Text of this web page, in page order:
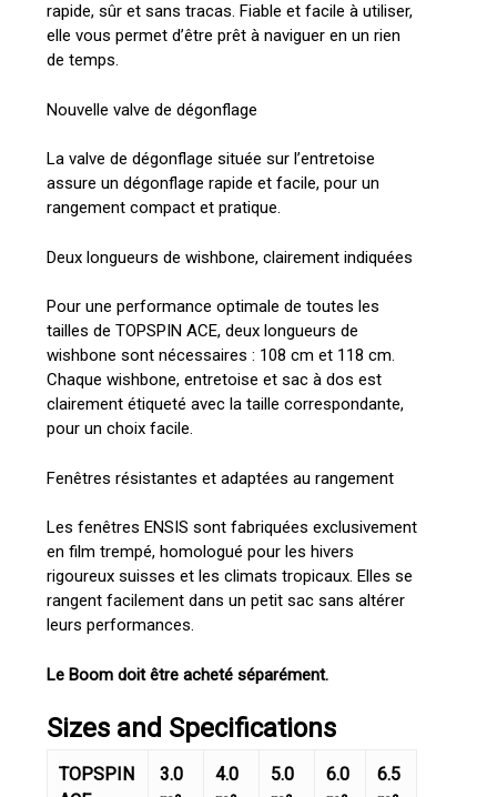
rapide, sûr et sans tracas. Fiable et facile à utiliser,
elle vous permet d’être prêt à naviguer en un rien
de temps.
Nouvelle valve de dégonflage
La valve de dégonflage située sur l’entretoise
assure un dégonflage rapide et facile, pour un
rangement compact et pratique.
Deux longueurs de wishbone, clairement indiquées
Pour une performance optimale de toutes les
tailles de TOPSPIN ACE, deux longueurs de
wishbone sont nécessaires : 108 cm et 118 cm.
Chaque wishbone, entretoise et sac à dos est
clairement étiqueté avec la taille correspondante,
pour un choix facile.
Fenêtres résistantes et adaptées au rangement
Les fenêtres ENSIS sont fabriquées exclusivement
en film trempé, homologué pour les hivers
rigoureux suisses et les climats tropicaux. Elles se
rangent facilement dans un petit sac sans altérer
leurs performances.
Le Boom doit être acheté séparément.
Sizes and Specifications
TOPSPIN
3.0
4.0
5.0
6.0
6.5